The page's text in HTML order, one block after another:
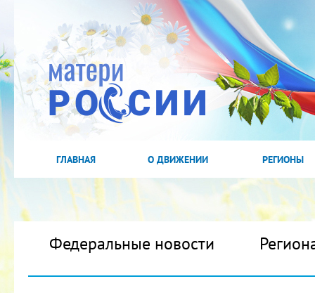
ГЛАВНАЯ О ДВИЖЕНИИ РЕГИОНЫ
Федеральные новости